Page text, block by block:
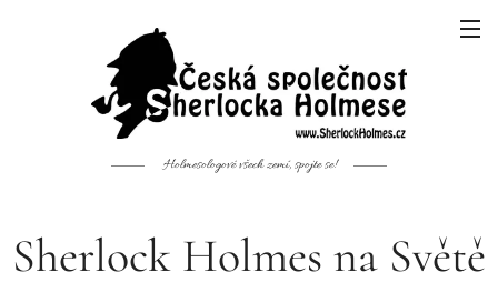
Holmesologové všech zemí, spojte se!
Sherlock Holmes na Světě